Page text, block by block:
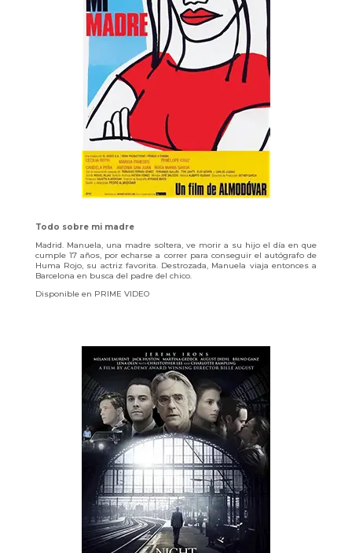
Todo sobre mi madre
Madrid. Manuela, una madre soltera, ve morir a su hijo el día en que
cumple 17 años, por echarse a correr para conseguir el autógrafo de
Huma Rojo, su actriz favorita. Destrozada, Manuela viaja entonces a
Barcelona en busca del padre del chico.
Disponible en PRIME VIDEO